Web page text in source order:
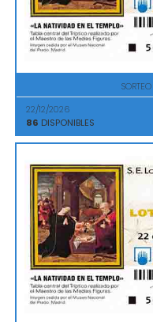
22/12/2026
86 DISPONIBLES